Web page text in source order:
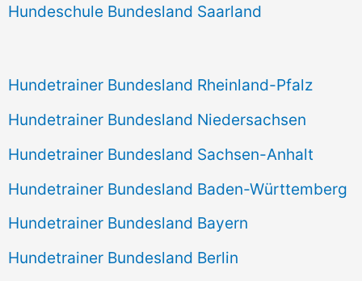
Hundeschule Bundesland Saarland
Hundetrainer Bundesland Rheinland-Pfalz
Hundetrainer Bundesland Niedersachsen
Hundetrainer Bundesland Sachsen-Anhalt
Hundetrainer Bundesland Baden-Württemberg
Hundetrainer Bundesland Bayern
Hundetrainer Bundesland Berlin